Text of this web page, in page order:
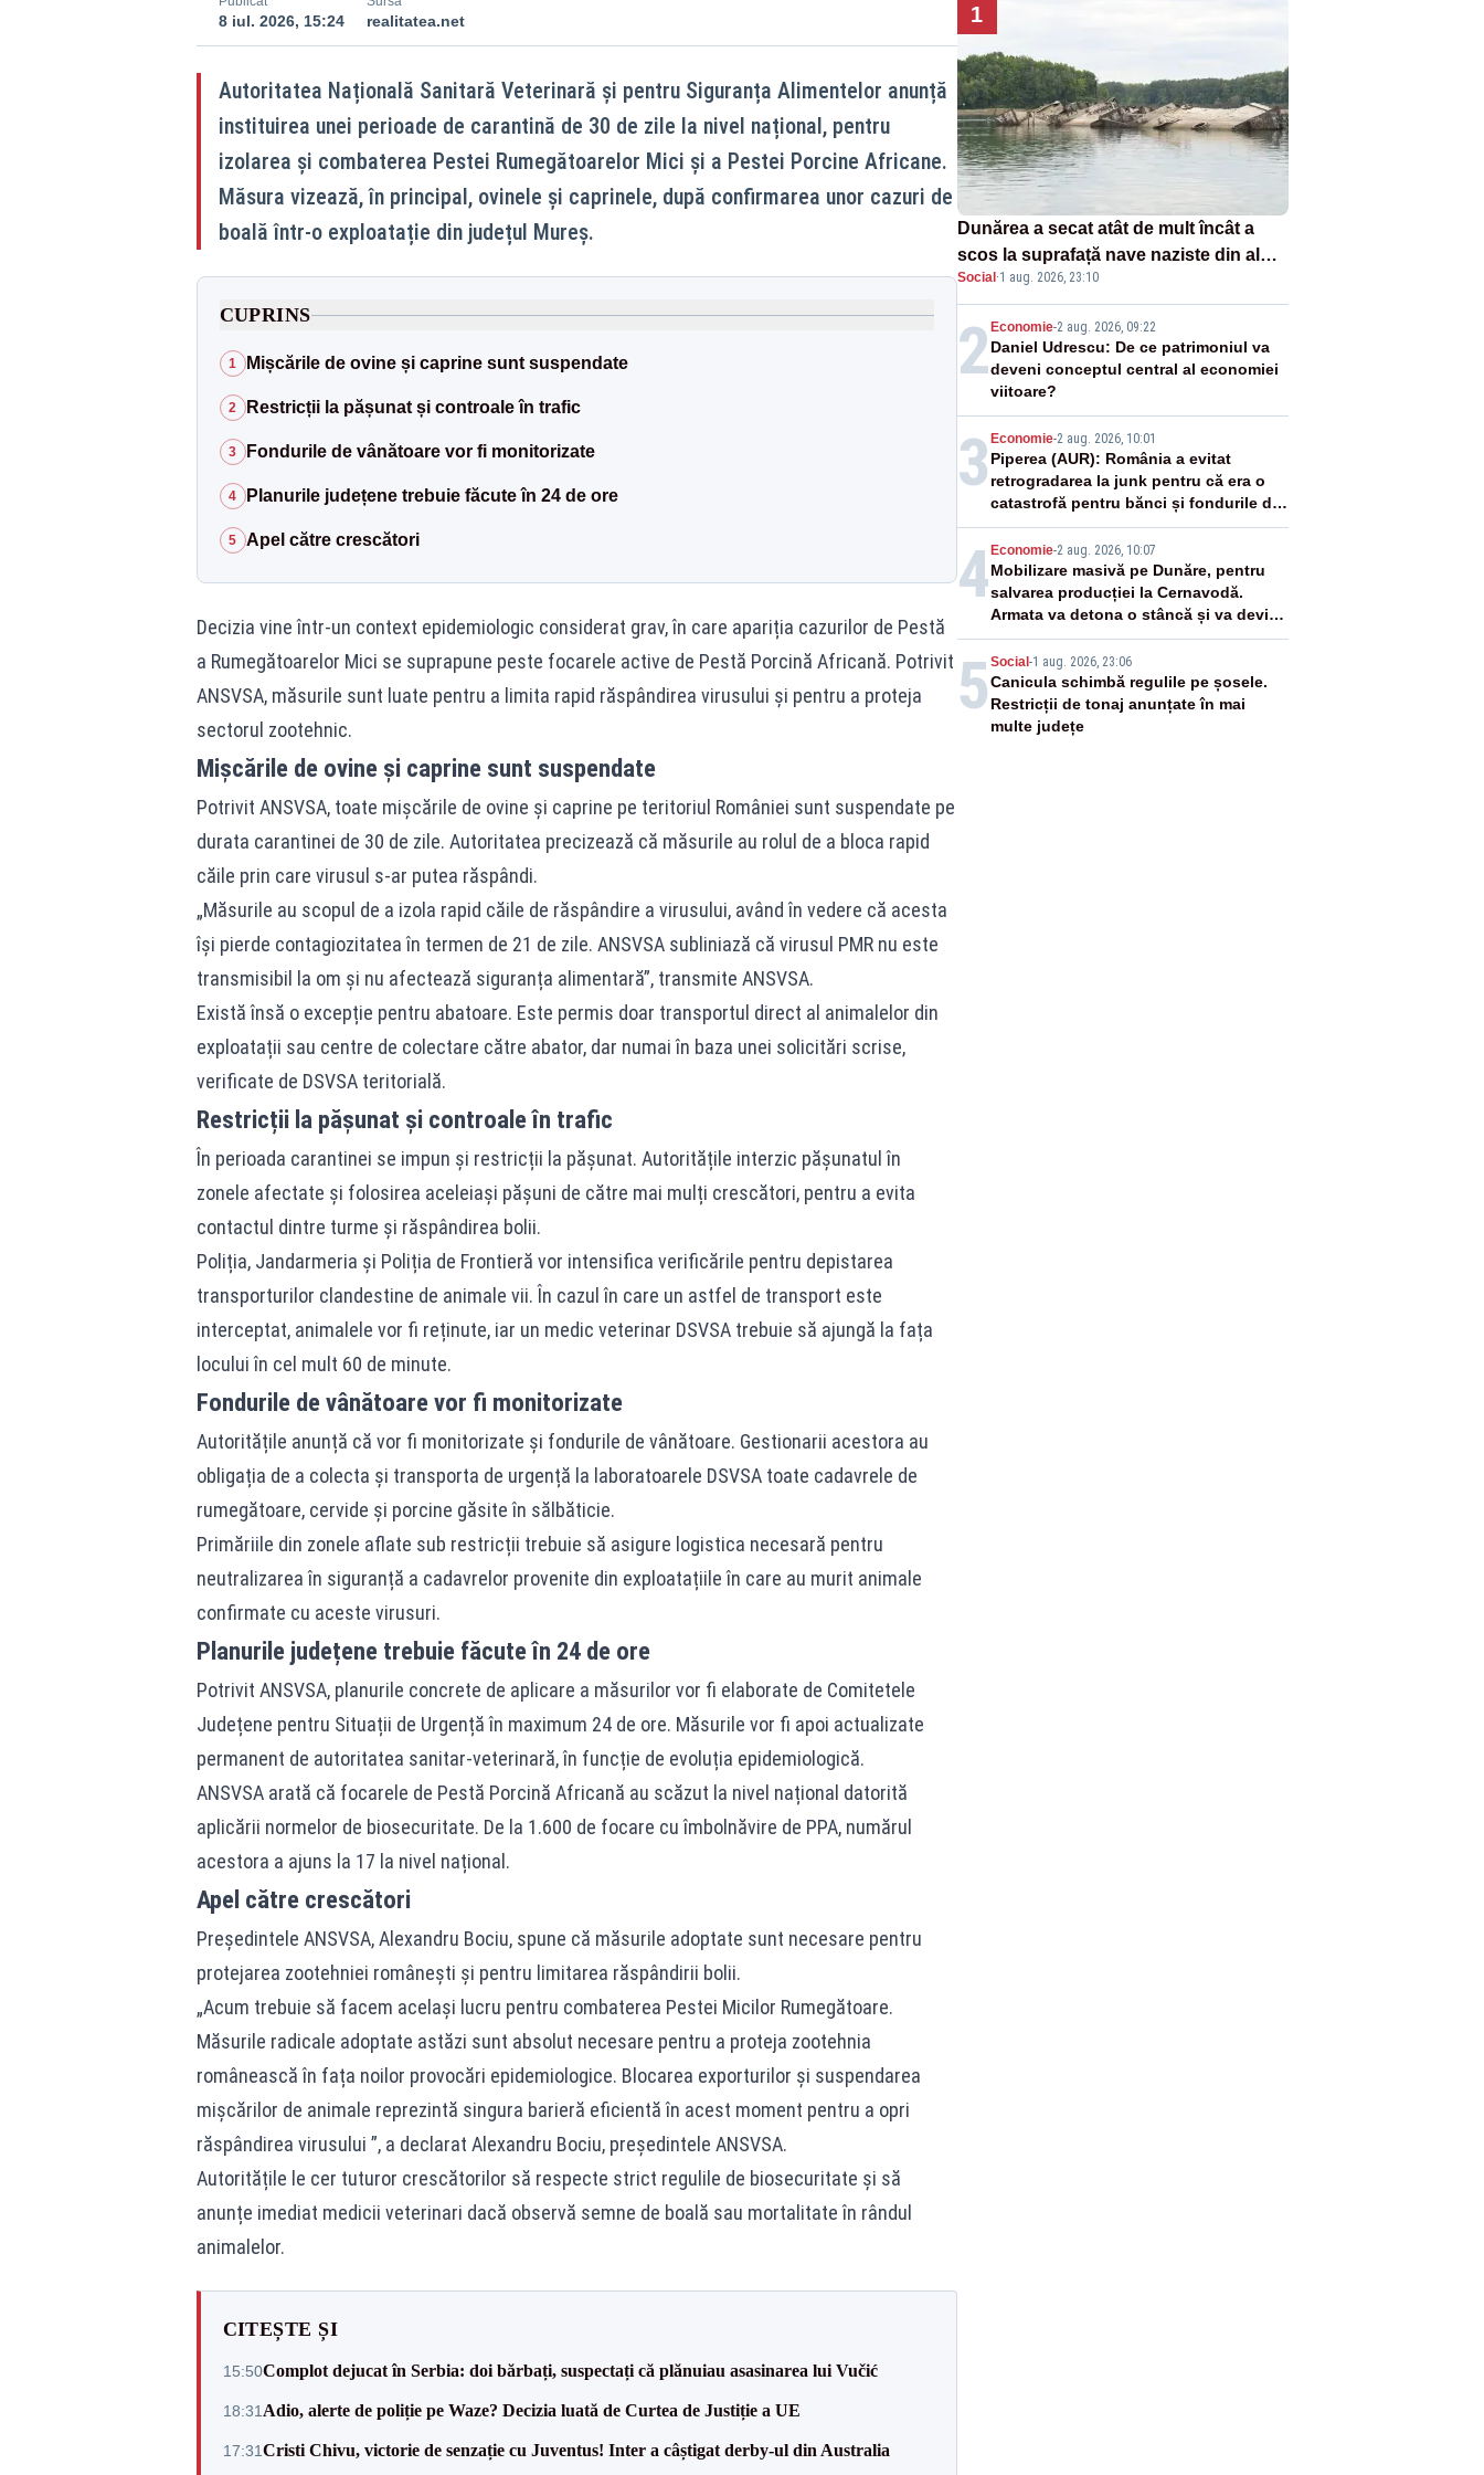
8 iul. 2026, 15:24 realitatea.net
Autoritatea Națională Sanitară Veterinară și pentru Siguranța Alimentelor anunță
instituirea unei perioade de carantină de 30 de zile la nivel național, pentru
izolarea și combaterea Pestei Rumegătoarelor Mici și a Pestei Porcine Africane.
Măsura vizează, în principal, ovinele și caprinele, după confirmarea unor cazuri de
boală într-o exploatație din județul Mureș.
CUPRINS
1 Mișcările de ovine și caprine sunt suspendate
2 Restricții la pășunat și controale în trafic
3 Fondurile de vânătoare vor fi monitorizate
4 Planurile județene trebuie făcute în 24 de ore
5 Apel către crescători
Decizia vine într-un context epidemiologic considerat grav, în care apariția cazurilor de Pestă
a Rumegătoarelor Mici se suprapune peste focarele active de Pestă Porcină Africană. Potrivit
ANSVSA, măsurile sunt luate pentru a limita rapid răspândirea virusului și pentru a proteja
sectorul zootehnic.
Mișcările de ovine și caprine sunt suspendate
Potrivit ANSVSA, toate mișcările de ovine și caprine pe teritoriul României sunt suspendate pe
durata carantinei de 30 de zile. Autoritatea precizează că măsurile au rolul de a bloca rapid
căile prin care virusul s-ar putea răspândi.
„Măsurile au scopul de a izola rapid căile de răspândire a virusului, având în vedere că acesta
își pierde contagiozitatea în termen de 21 de zile. ANSVSA subliniază că virusul PMR nu este
transmisibil la om și nu afectează siguranța alimentară”, transmite ANSVSA.
Există însă o excepție pentru abatoare. Este permis doar transportul direct al animalelor din
exploatații sau centre de colectare către abator, dar numai în baza unei solicitări scrise,
verificate de DSVSA teritorială.
Restricții la pășunat și controale în trafic
În perioada carantinei se impun și restricții la pășunat. Autoritățile interzic pășunatul în
zonele afectate și folosirea aceleiași pășuni de către mai mulți crescători, pentru a evita
contactul dintre turme și răspândirea bolii.
Poliția, Jandarmeria și Poliția de Frontieră vor intensifica verificările pentru depistarea
transporturilor clandestine de animale vii. În cazul în care un astfel de transport este
interceptat, animalele vor fi reținute, iar un medic veterinar DSVSA trebuie să ajungă la fața
locului în cel mult 60 de minute.
Fondurile de vânătoare vor fi monitorizate
Autoritățile anunță că vor fi monitorizate și fondurile de vânătoare. Gestionarii acestora au
obligația de a colecta și transporta de urgență la laboratoarele DSVSA toate cadavrele de
rumegătoare, cervide și porcine găsite în sălbăticie.
Primăriile din zonele aflate sub restricții trebuie să asigure logistica necesară pentru
neutralizarea în siguranță a cadavrelor provenite din exploatațiile în care au murit animale
confirmate cu aceste virusuri.
Planurile județene trebuie făcute în 24 de ore
Potrivit ANSVSA, planurile concrete de aplicare a măsurilor vor fi elaborate de Comitetele
Județene pentru Situații de Urgență în maximum 24 de ore. Măsurile vor fi apoi actualizate
permanent de autoritatea sanitar-veterinară, în funcție de evoluția epidemiologică.
ANSVSA arată că focarele de Pestă Porcină Africană au scăzut la nivel național datorită
aplicării normelor de biosecuritate. De la 1.600 de focare cu îmbolnăvire de PPA, numărul
acestora a ajuns la 17 la nivel național.
Apel către crescători
Președintele ANSVSA, Alexandru Bociu, spune că măsurile adoptate sunt necesare pentru
protejarea zootehniei românești și pentru limitarea răspândirii bolii.
„Acum trebuie să facem același lucru pentru combaterea Pestei Micilor Rumegătoare.
Măsurile radicale adoptate astăzi sunt absolut necesare pentru a proteja zootehnia
românească în fața noilor provocări epidemiologice. Blocarea exporturilor și suspendarea
mișcărilor de animale reprezintă singura barieră eficientă în acest moment pentru a opri
răspândirea virusului ”, a declarat Alexandru Bociu, președintele ANSVSA.
Autoritățile le cer tuturor crescătorilor să respecte strict regulile de biosecuritate și să
anunțe imediat medicii veterinari dacă observă semne de boală sau mortalitate în rândul
animalelor.
CITEȘTE ȘI
15:50Complot dejucat în Serbia: doi bărbați, suspectați că plănuiau asasinarea lui Vučić
18:31 Adio, alerte de poliție pe Waze? Decizia luată de Curtea de Justiție a UE
17:31Cristi Chivu, victorie de senzație cu Juventus! Inter a câștigat derby-ul din Australia
1
Dunărea a secat atât de mult încât a
scos la suprafață nave naziste din al
doilea război mondial
Social ·1 aug. 2026, 23:10
2 Economie-2 aug. 2026, 09:22
Daniel Udrescu: De ce patrimoniul va
deveni conceptul central al economiei
viitoare?
3 Economie-2 aug. 2026, 10:01
Piperea (AUR): România a evitat
retrogradarea la junk pentru că era o
catastrofă pentru bănci și fondurile de
pensii
4 Economie-2 aug. 2026, 10:07
Mobilizare masivă pe Dunăre, pentru
salvarea producției la Cernavodă.
Armata va detona o stâncă și va devia
apa fluviului - IMAGINI AERIENE
5 Social -1 aug. 2026, 23:06
Canicula schimbă regulile pe șosele.
Restricții de tonaj anunțate în mai
multe județe